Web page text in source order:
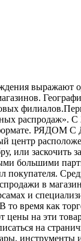
выражают
распродаж». С
формате. РЯДОМ
центр
или
большими
в
и
время как
цены на эти
на
инструменты